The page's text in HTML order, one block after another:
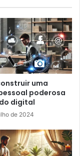
uma
poderosa
digital
de 2024